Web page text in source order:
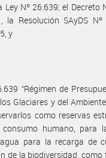
Ley Nº 26.639; el
la Resolución SAyDS
y
“Régimen de
Glaciares y del
como reservas
humano, para
para la recarga de
de la biodiversidad,